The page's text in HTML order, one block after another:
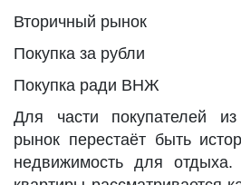
Вторичный рынок
Покупка за рубли
Покупка ради ВНЖ
Для части покупателей
рынок перестаёт быть
недвижимость для